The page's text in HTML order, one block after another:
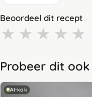
Beoordeel dit recept
★ ★ ★ ★ ★
Probeer dit ook
AI-kok